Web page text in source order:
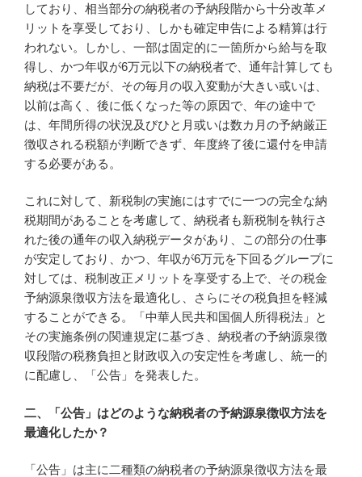
しており、相当部分の納税者の予納段階から十分改革メ
リットを享受しており、しかも確定申告による精算は行
われない。しかし、一部は固定的に一箇所から給与を取
得し、かつ年収が6万元以下の納税者で、通年計算しても
納税は不要だが、その毎月の収入変動が大きい或いは、
以前は高く、後に低くなった等の原因で、年の途中で
は、年間所得の状況及びひと月或いは数カ月の予納厳正
徴収される税額が判断できず、年度終了後に還付を申請
する必要がある。
これに対して、新税制の実施にはすでに一つの完全な納
税期間があることを考慮して、納税者も新税制を執行さ
れた後の通年の収入納税データがあり、この部分の仕事
が安定しており、かつ、年収が6万元を下回るグループに
対しては、税制改正メリットを享受する上で、その税金
予納源泉徴収方法を最適化し、さらにその税負担を軽減
することができる。「中華人民共和国個人所得税法」と
その実施条例の関連規定に基づき、納税者の予納源泉徴
収段階の税務負担と財政収入の安定性を考慮し、統一的
に配慮し、「公告」を発表した。
二、「公告」はどのような納税者の予納源泉徴収方法を
最適化したか？
「公告」は主に二種類の納税者の予納源泉徴収方法を最